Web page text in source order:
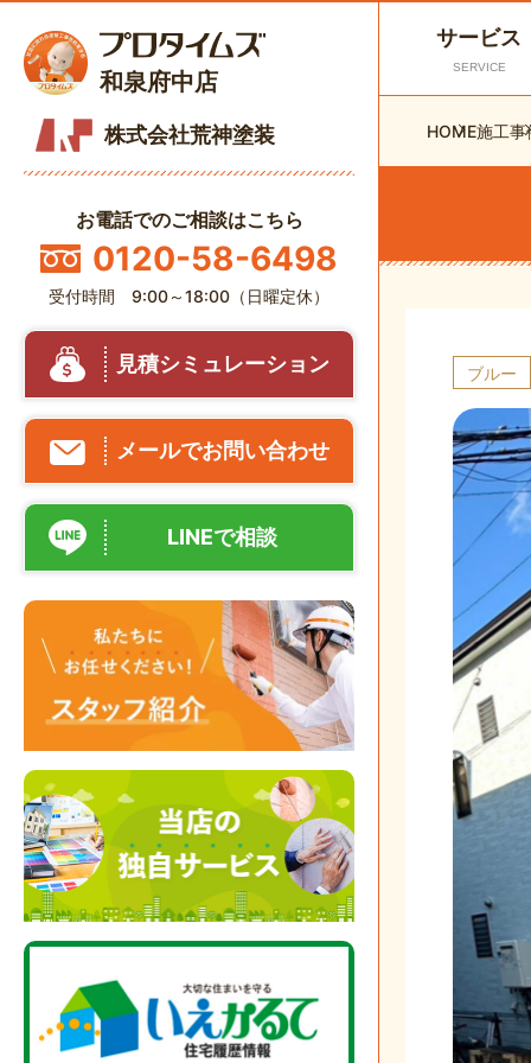
和泉府中店
株式会社荒神塗装
お電話でのご相談はこちら
0120-58-6498
受付時間 9:00～18:00（日曜定休）
見積シミュレーション
メールでお問い合わせ
LINEで相談
サービス
SERVICE
HOME施工事
ブルー